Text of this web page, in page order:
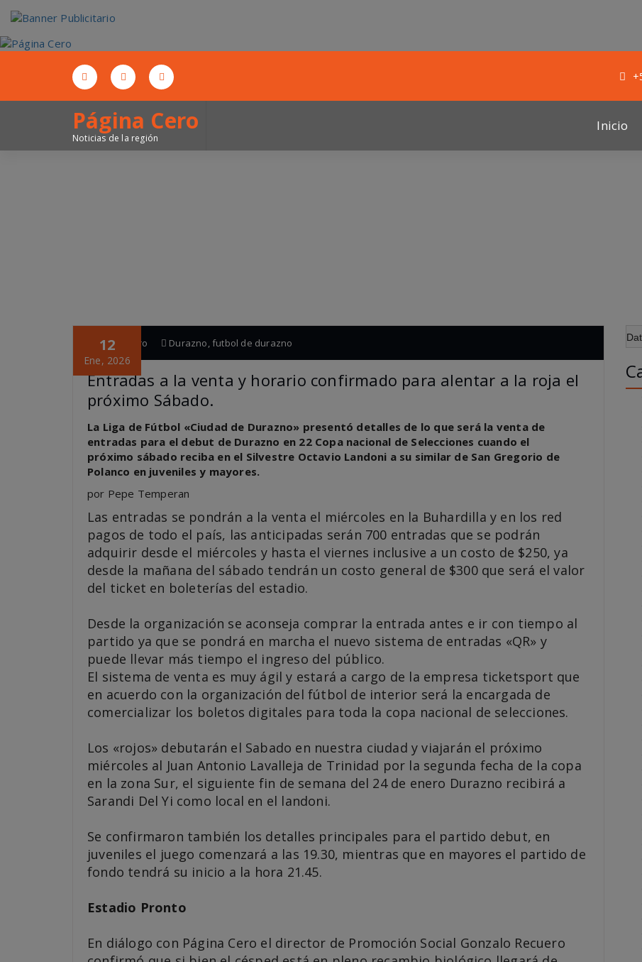
Saltar
Página Cero
Noticias de la región
Inicio
12
Ene, 2026
pagina cero Durazno,futbol de durazno
Entradas a la venta y horario confirmado para alentar a la roja el
próximo Sábado.
La Liga de Fútbol «Ciudad de Durazno» presentó detalles de lo que será la venta de
entradas para el debut de Durazno en 22 Copa nacional de Selecciones cuando el
próximo sábado reciba en el Silvestre Octavio Landoni a su similar de San Gregorio de
Polanco en juveniles y mayores.
por Pepe Temperan
Las entradas se pondrán a la venta el miércoles en la Buhardilla y en los red
pagos de todo el país, las anticipadas serán 700 entradas que se podrán
adquirir desde el miércoles y hasta el viernes inclusive a un costo de $250, ya
desde la mañana del sábado tendrán un costo general de $300 que será el valor
del ticket en boleterías del estadio.
Desde la organización se aconseja comprar la entrada antes e ir con tiempo al
partido ya que se pondrá en marcha el nuevo sistema de entradas «QR» y
puede llevar más tiempo el ingreso del público.
El sistema de venta es muy ágil y estará a cargo de la empresa ticketsport que
en acuerdo con la organización del fútbol de interior será la encargada de
comercializar los boletos digitales para toda la copa nacional de selecciones.
Los «rojos» debutarán el Sabado en nuestra ciudad y viajarán el próximo
miércoles al Juan Antonio Lavalleja de Trinidad por la segunda fecha de la copa
en la zona Sur, el siguiente fin de semana del 24 de enero Durazno recibirá a
Sarandi Del Yi como local en el landoni.
Se confirmaron también los detalles principales para el partido debut, en
juveniles el juego comenzará a las 19.30, mientras que en mayores el partido de
fondo tendrá su inicio a la hora 21.45.
Estadio Pronto
En diálogo con Página Cero el director de Promoción Social Gonzalo Recuero